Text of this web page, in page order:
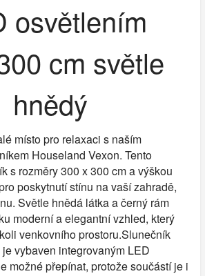
osvětlením
cm světle
hnědý
místo pro relaxaci s naším
Houseland Vexon. Tento
s rozměry 300 x 300 cm a výškou
poskytnutí stínu na vaší zahradě,
Světle hnědá látka a černý rám
moderní a elegantní vzhled, který
venkovního prostoru.Slunečník
vybaven integrovaným LED
možné přepínat, protože součástí je i